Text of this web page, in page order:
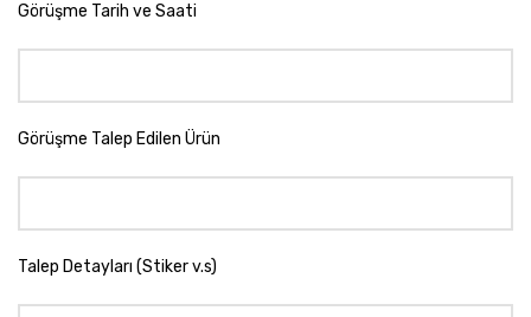
Görüşme Tarih ve Saati
Görüşme Talep Edilen Ürün
Talep Detayları (Stiker v.s)